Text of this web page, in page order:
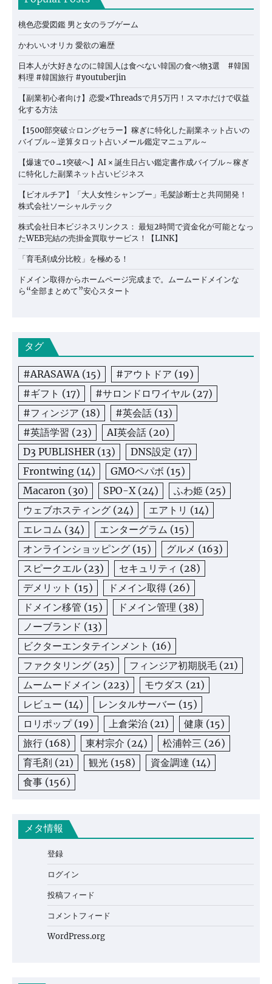
桃色恋愛図鑑 男と女のラブゲーム
かわいいオリカ 愛欲の遍歴
日本人が大好きなのに韓国人は食べない韓国の食べ物3選 #韓国
料理 #韓国旅行 #youtuberjin
【副業初心者向け】恋愛×Threadsで月5万円！スマホだけで収益
化する方法
【1500部突破☆ロングセラー】稼ぎに特化した副業ネット占いの
バイブル～逆算タロット占いメール鑑定マニュアル～
【爆速で0→1突破へ】AI × 誕生日占い鑑定書作成バイブル～稼ぎ
に特化した副業ネット占いビジネス
【ビオルチア】「大人女性シャンプー」毛髪診断士と共同開発！
株式会社ソーシャルテック
株式会社日本ビジネスリンクス： 最短2時間で資金化が可能となっ
たWEB完結の売掛金買取サービス！【LINK】
「育毛剤成分比較」を極める！
ドメイン取得からホームページ完成まで。ムームードメインな
ら“全部まとめて”安心スタート
タグ
#ARASAWA (15) #アウトドア (19)
#ギフト (17) #サロンドロワイヤル (27)
#フィンジア (18) #英会話 (13)
#英語学習 (23) AI英会話 (20)
D3 PUBLISHER (13) DNS設定 (17)
Frontwing (14) GMOペパボ (15)
Macaron (30) SPO-X (24) ふわ姫 (25)
ウェブホスティング (24) エアトリ (14)
エレコム (34) エンターグラム (15)
オンラインショッピング (15) グルメ (163)
スピークエル (23) セキュリティ (28)
デメリット (15) ドメイン取得 (26)
ドメイン移管 (15) ドメイン管理 (38)
ノーブランド (13)
ビクターエンタテインメント (16)
ファクタリング (25) フィンジア初期脱毛 (21)
ムームードメイン (223) モウダス (21)
レビュー (14) レンタルサーバー (15)
ロリポップ(19) 上倉栄治 (21) 健康 (15)
旅行 (168) 東村宗介 (24) 松浦幹三 (26)
育毛剤 (21) 観光 (158) 資金調達 (14)
食事 (156)
メタ情報
登録
ログイン
投稿フィード
コメントフィード
WordPress.org